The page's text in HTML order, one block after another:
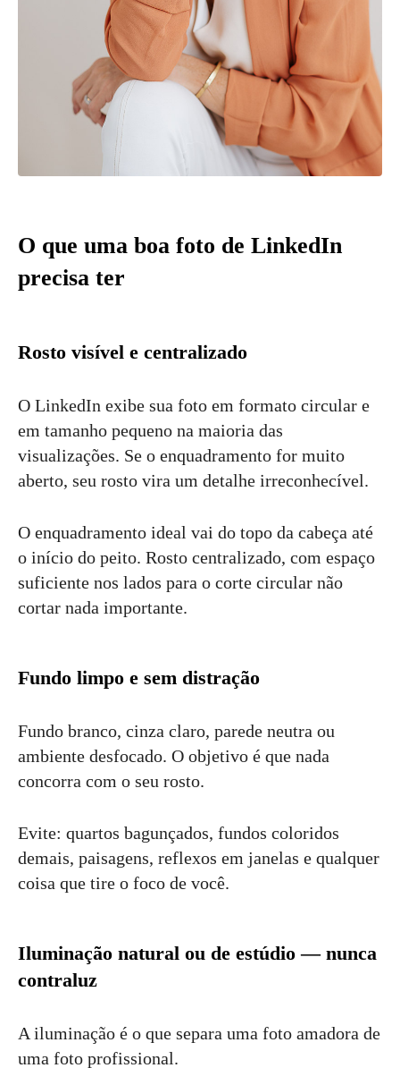
O que uma boa foto de LinkedIn
precisa ter
Rosto visível e centralizado
O LinkedIn exibe sua foto em formato circular e
em tamanho pequeno na maioria das
visualizações. Se o enquadramento for muito
aberto, seu rosto vira um detalhe irreconhecível.
O enquadramento ideal vai do topo da cabeça até
o início do peito. Rosto centralizado, com espaço
suficiente nos lados para o corte circular não
cortar nada importante.
Fundo limpo e sem distração
Fundo branco, cinza claro, parede neutra ou
ambiente desfocado. O objetivo é que nada
concorra com o seu rosto.
Evite: quartos bagunçados, fundos coloridos
demais, paisagens, reflexos em janelas e qualquer
coisa que tire o foco de você.
Iluminação natural ou de estúdio — nunca
contraluz
A iluminação é o que separa uma foto amadora de
uma foto profissional.